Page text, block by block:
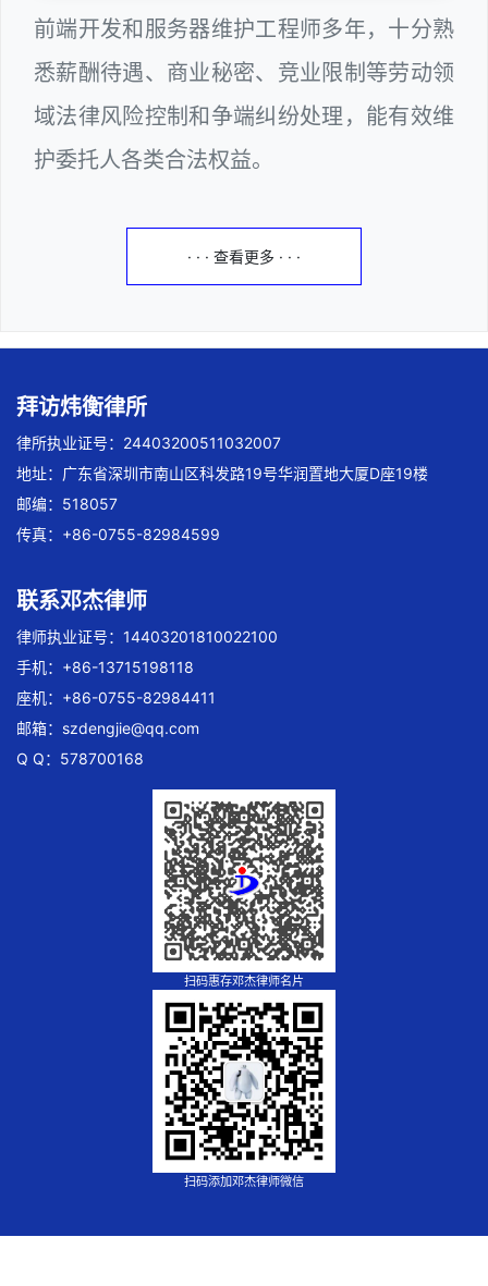
前端开发和服务器维护工程师多年，十分熟
悉薪酬待遇、商业秘密、竞业限制等劳动领
域法律风险控制和争端纠纷处理，能有效维
护委托人各类合法权益。
· · · 查看更多 · · ·
拜访炜衡律所
律所执业证号：24403200511032007
地址：广东省深圳市南山区科发路19号华润置地大厦D座19楼
邮编：518057
传真：+86-0755-82984599
联系邓杰律师
律师执业证号：14403201810022100
手机：+86-13715198118
座机：+86-0755-82984411
邮箱： szdengjie@qq.com
Q Q：578700168
扫码惠存邓杰律师名片
扫码添加邓杰律师微信